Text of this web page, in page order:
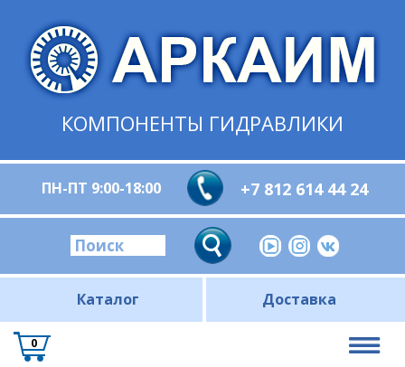
КОМПОНЕНТЫ ГИДРАВЛИКИ
ПН-ПТ 9:00-18:00 +7 812 614 44 24
Каталог Доставка
0